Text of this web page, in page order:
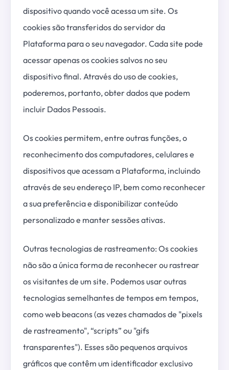
dispositivo quando você acessa um site. Os
cookies são transferidos do servidor da
Plataforma para o seu navegador. Cada site pode
acessar apenas os cookies salvos no seu
dispositivo final. Através do uso de cookies,
poderemos, portanto, obter dados que podem
incluir Dados Pessoais.
Os cookies permitem, entre outras funções, o
reconhecimento dos computadores, celulares e
dispositivos que acessam a Plataforma, incluindo
através de seu endereço IP, bem como reconhecer
a sua preferência e disponibilizar conteúdo
personalizado e manter sessões ativas.
Outras tecnologias de rastreamento: Os cookies
não são a única forma de reconhecer ou rastrear
os visitantes de um site. Podemos usar outras
tecnologias semelhantes de tempos em tempos,
como web beacons (as vezes chamados de "pixels
de rastreamento", “scripts” ou "gifs
transparentes"). Esses são pequenos arquivos
gráficos que contêm um identificador exclusivo